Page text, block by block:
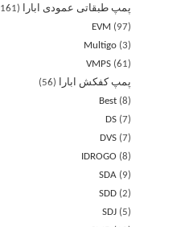
پمپ طبقاتی عمودی ابارا
161
EVM
97
Multigo 3
VMPS 61
پمپ کفکش ابارا
56
Best 8
DS 7
DVS 7
IDROGO
8
SDA
9
SDD 2
SDJ
5